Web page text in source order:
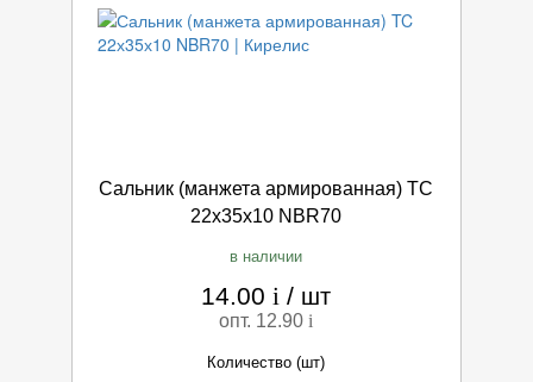
Сальник (манжета армированная) TC
22х35х10 NBR70
в наличии
14.00i / шт
опт. 12.90i
Количество (шт)